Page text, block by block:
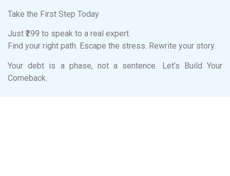
Take the First Step Today
Just ₹299 to speak to a real expert.
Find your right path. Escape the stress. Rewrite your story.
Your debt is a phase, not a sentence. Let’s Build Your
Comeback.